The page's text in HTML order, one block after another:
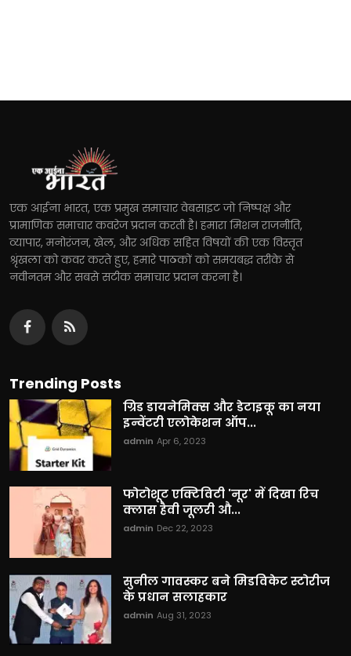
एक आईना भारत, एक प्रमुख समाचार वेबसाइट जो निष्पक्ष और
प्रामाणिक समाचार कवरेज प्रदान करती है। हमारा मिशन राजनीति,
व्यापार, मनोरंजन, खेल, और अधिक सहित विषयों की एक विस्तृत
श्रृंखला को कवर करते हुए, हमारे पाठकों को समयबद्ध तरीके से
नवीनतम और सबसे सटीक समाचार प्रदान करना है।
Trending Posts
ग्रिड डायनेमिक्स और डेटाइकू का नया
इन्वेंटरी एलोकेशन ऑप...
admin Apr 6, 2023
फोटोशूट एक्टिविटी 'नूर' में दिखा रिच
क्लास हैवी जूलरी औ...
admin Dec 22, 2023
सुनील गावस्कर बने मिडविकेट स्टोरीज
के प्रधान सलाहकार
admin Aug 31, 2023